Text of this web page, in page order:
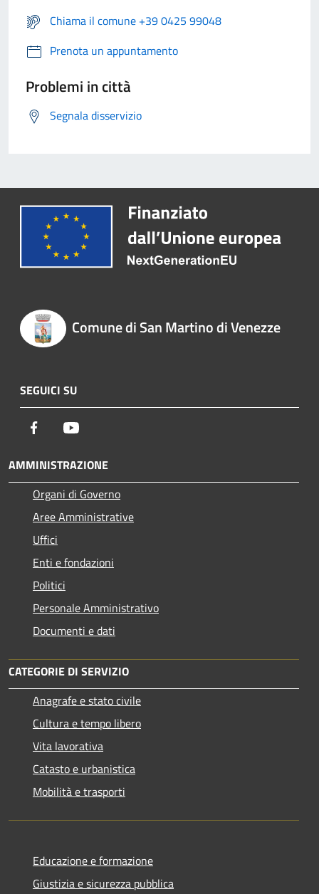
Chiama il comune +39 0425 99048
Prenota un appuntamento
Problemi in città
Segnala disservizio
Comune di San Martino di Venezze
SEGUICI SU
Facebook
AMMINISTRAZIONE
Organi di Governo
Aree Amministrative
Uffici
Enti e fondazioni
Politici
Personale Amministrativo
Documenti e dati
CATEGORIE DI SERVIZIO
Anagrafe e stato civile
Cultura e tempo libero
Vita lavorativa
Catasto e urbanistica
Mobilità e trasporti
Educazione e formazione
Giustizia e sicurezza pubblica